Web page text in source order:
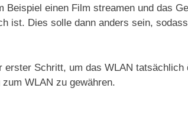
Beispiel einen Film streamen und das
ist. Dies solle dann anders sein,
erster Schritt, um das WLAN
WLAN zu gewähren.